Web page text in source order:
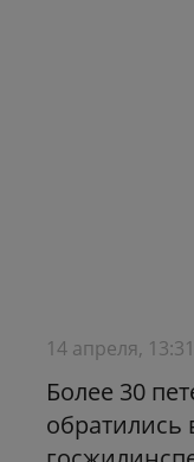
14 апреля, 13:31
Более 30
обратились